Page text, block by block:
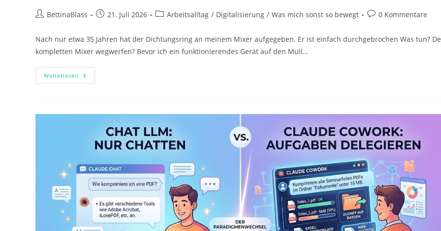
Beitrags-
BettinaBlass
Beitrag21. Juli 2026
Beitrags-
Arbeitsalltag / Digitalisierung / Was mich sonst so bewegt
Beitrags-
0 Kommentare
Nach nur etwa 35 Jahren hat der Dichtungsring an meinem Mixer aufgegeben. Er ist einfach durchgebrochen Was tun?
kompletten Mixer wegwerfen? Bevor ich ein funktionierendes Gerät auf den Müll…
Weiterlesen Was
Ein
KI-